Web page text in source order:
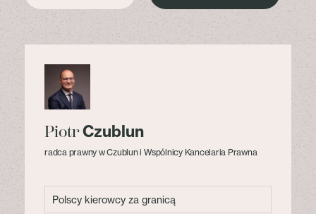
PiotrCzublun
radca prawny w Czublun i Wspólnicy Kancelaria Prawna
Polscy kierowcy za granicą